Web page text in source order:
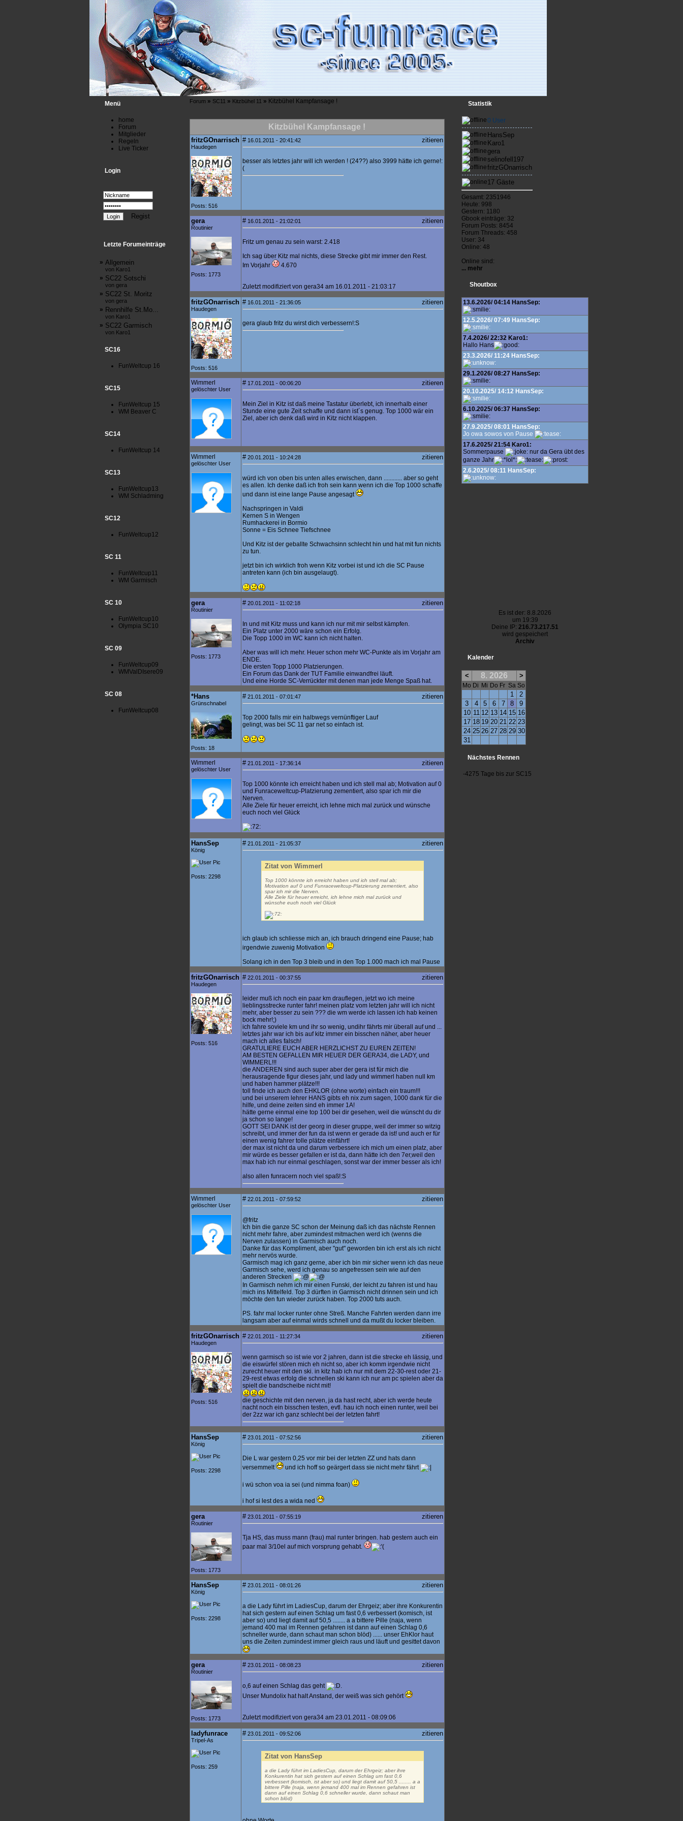
Menü
home
Forum
Mitglieder
Regeln
Live Ticker
Login
Regist
Letzte Forumeinträge
» Allgemein
von Karo1
» SC22 Sotschi
von gera
» SC22 St. Moritz
von gera
» Rennhilfe St.Mo...
von Karo1
» SC22 Garmisch
von Karo1
SC16
FunWeltcup 16
SC15
FunWeltcup 15
WM Beaver C
SC14
FunWeltcup 14
SC13
FunWeltcup13
WM Schladming
SC12
FunWeltcup12
SC 11
FunWeltcup11
WM Garmisch
SC 10
FunWeltcup10
Olympia SC10
SC 09
FunWeltcup09
WMValDIsere09
SC 08
FunWeltcup08
Forum» SC11» Kitzbühel 11» Kitzbühel Kampfansage !
Kitzbühel Kampfansage !
fritzGOnarrisch
Haudegen
Posts: 516
#16.01.2011 - 20:41:42 zitieren
besser als letztes jahr will ich werden ! (24??) also 3999 hätte ich gerne!:
(
gera
Routinier
Posts: 1773
#16.01.2011 - 21:02:01 zitieren
Fritz um genau zu sein warst: 2.418
Ich sag über Kitz mal nichts, diese Strecke gibt mir immer den Rest.
Im Vorjahr
4.670
Zuletzt modifiziert von gera34 am 16.01.2011 - 21:03:17
fritzGOnarrisch
Haudegen
Posts: 516
#16.01.2011 - 21:36:05 zitieren
gera glaub fritz du wirst dich verbessern!:S
Wimmerl
gelöschter User
#17.01.2011 - 00:06:20 zitieren
Mein Ziel in Kitz ist daß meine Tastatur überlebt, ich innerhalb einer
Stunde eine gute Zeit schaffe und dann ist´s genug. Top 1000 wär ein
Ziel, aber ich denk daß wird in Kitz nicht klappen.
Wimmerl
gelöschter User
#20.01.2011 - 10:24:28 zitieren
würd ich von oben bis unten alles erwischen, dann ............ aber so geht
es allen. Ich denke daß ich froh sein kann wenn ich die Top 1000 schaffe
und dann ist eine lange Pause angesagt
Nachspringen in Valdi
Kernen S in Wengen
Rumhackerei in Bormio
Sonne = Eis Schnee Tiefschnee
Und Kitz ist der geballte Schwachsinn schlecht hin und hat mit fun nichts
zu tun.
jetzt bin ich wirklich froh wenn Kitz vorbei ist und ich die SC Pause
antreten kann (ich bin ausgelaugt).
gera
Routinier
Posts: 1773
#20.01.2011 - 11:02:18 zitieren
In und mit Kitz muss und kann ich nur mit mir selbst kämpfen.
Ein Platz unter 2000 wäre schon ein Erfolg.
Die Topp 1000 im WC kann ich nicht halten.
Aber was will ich mehr. Heuer schon mehr WC-Punkte als im Vorjahr am
ENDE.
Die ersten Topp 1000 Platzierungen.
Ein Forum das Dank der TUT Familie einwandfrei läuft.
Und eine Horde SC-Verrückter mit denen man jede Menge Spaß hat.
*Hans
Grünschnabel
Posts: 18
#21.01.2011 - 07:01:47 zitieren
Top 2000 falls mir ein halbwegs vernünftiger Lauf
gelingt, was bei SC 11 gar net so einfach ist.
Wimmerl
gelöschter User
#21.01.2011 - 17:36:14 zitieren
Top 1000 könnte ich erreicht haben und ich stell mal ab; Motivation auf 0
und Funraceweltcup-Platzierung zementiert, also spar ich mir die
Nerven.
Alle Ziele für heuer erreicht, ich lehne mich mal zurück und wünsche
euch noch viel Glück
HansSep
König
Posts: 2298
#21.01.2011 - 21:05:37 zitieren
Zitat von Wimmerl
Top 1000 könnte ich erreicht haben und ich stell mal ab;
Motivation auf 0 und Funraceweltcup-Platzierung zementiert, also
spar ich mir die Nerven.
Alle Ziele für heuer erreicht, ich lehne mich mal zurück und
wünsche euch noch viel Glück
ich glaub ich schliesse mich an, ich brauch dringend eine Pause; hab
irgendwie zuwenig Motivation
Solang ich in den Top 3 bleib und in den Top 1.000 mach ich mal Pause
fritzGOnarrisch
Haudegen
Posts: 516
#22.01.2011 - 00:37:55 zitieren
leider muß ich noch ein paar km drauflegen, jetzt wo ich meine
lieblingsstrecke runter fahr! meinen platz vom letzten jahr will ich nicht
mehr, aber besser zu sein ??? die wm werde ich lassen ich hab keinen
bock mehr!;)
ich fahre soviele km und ihr so wenig, undihr fährts mir überall auf und ...
letztes jahr war ich bis auf kitz immer ein bisschen näher, aber heuer
mach ich alles falsch!
GRATULIERE EUCH ABER HERZLICHST ZU EUREN ZEITEN!
AM BESTEN GEFALLEN MIR HEUER DER GERA34, die LADY, und
WIMMERL!!!
die ANDEREN sind auch super aber der gera ist für mich die
herausragende figur dieses jahr, und lady und wimmerl haben null km
und haben hammer plätze!!!
toll finde ich auch den EHKLOR (ohne worte) einfach ein traum!!!
und bei unserem lehrer HANS gibts eh nix zum sagen, 1000 dank für die
hilfe, und deine zeiten sind eh immer 1A!
hätte gerne einmal eine top 100 bei dir gesehen, weil die wünscht du dir
ja schon so lange!
GOTT SEI DANK ist der georg in dieser gruppe, weil der immer so witzig
schreibt, und immer der fun da ist wenn er gerade da ist! und auch er für
einen wenig fahrer tolle plätze einfährt!
der max ist nicht da und darum verbessere ich mich um einen platz, aber
mir würde es besser gefallen er ist da, dann hätte ich den 7er,weil den
max hab ich nur einmal geschlagen, sonst war der immer besser als ich!
also allen funracern noch viel spaß!:S
Wimmerl
gelöschter User
#22.01.2011 - 07:59:52 zitieren
@fritz
Ich bin die ganze SC schon der Meinung daß ich das nächste Rennen
nicht mehr fahre, aber zumindest mitmachen werd ich (wenns die
Nerven zulassen) in Garmisch auch noch.
Danke für das Kompliment, aber "gut" geworden bin ich erst als ich nicht
mehr nervös wurde.
Garmisch mag ich ganz gerne, aber ich bin mir sicher wenn ich das neue
Garmisch sehe, werd ich genau so angefressen sein wie auf den
anderen Strecken
In Garmisch nehm ich mir einen Funski, der leicht zu fahren ist und hau
mich ins Mittelfeld. Top 3 dürften in Garmisch nicht drinnen sein und ich
möchte den fun wieder zurück haben. Top 2000 tuts auch.
PS. fahr mal locker runter ohne Streß. Manche Fahrten werden dann irre
langsam aber auf einmal wirds schnell und da mußt du locker bleiben.
fritzGOnarrisch
Haudegen
Posts: 516
#22.01.2011 - 11:27:34 zitieren
wenn garmisch so ist wie vor 2 jahren, dann ist die strecke eh lässig, und
die eiswürfel stören mich eh nicht so, aber ich komm irgendwie nicht
zurecht heuer mit den ski. in kitz hab ich nur mit dem 22-30-rest oder 21-
29-rest etwas erfolg die schnellen ski kann ich nur am pc spielen aber da
spielt die bandscheibe nicht mit!
die geschichte mit den nerven, ja da hast recht, aber ich werde heute
nacht noch ein bisschen testen, evtl. hau ich noch einen runter, weil bei
der 2zz war ich ganz schlecht bei der letzten fahrt!
HansSep
König
Posts: 2298
#23.01.2011 - 07:52:56 zitieren
Die L war gestern 0,25 vor mir bei der letzten ZZ und hats dann
versemmelt
und ich hoff so geärgert dass sie nicht mehr fährt
i wü schon voa ia sei (und nimma foan)
i hof si lest des a wida ned
gera
Routinier
Posts: 1773
#23.01.2011 - 07:55:19 zitieren
Tja HS, das muss mann (frau) mal runter bringen. hab gestern auch ein
paar mal 3/10el auf mich vorsprung gehabt.
HansSep
König
Posts: 2298
#23.01.2011 - 08:01:26 zitieren
a die Lady führt im LadiesCup, darum der Ehrgeiz; aber ihre Konkurentin
hat sich gestern auf einen Schlag um fast 0,6 verbessert (komisch, ist
aber so) und liegt damit auf 50,5 ........ a a bittere Pille (naja, wenn
jemand 400 mal im Rennen gefahren ist dann auf einen Schlag 0,6
schneller wurde, dann schaut man schon blöd) ...... unser EhKlor haut
uns die Zeiten zumindest immer gleich raus und läuft und gesittet davon
gera
Routinier
Posts: 1773
#23.01.2011 - 08:08:23 zitieren
o,6 auf einen Schlag das geht
.
Unser Mundolix hat halt Anstand, der weiß was sich gehört
Zuletzt modifiziert von gera34 am 23.01.2011 - 08:09:06
ladyfunrace
Tripel-As
Posts: 259
#23.01.2011 - 09:52:06 zitieren
Zitat von HansSep
a die Lady führt im LadiesCup, darum der Ehrgeiz; aber ihre
Konkurentin hat sich gestern auf einen Schlag um fast 0,6
verbessert (komisch, ist aber so) und liegt damit auf 50,5 ........ a a
bittere Pille (naja, wenn jemand 400 mal im Rennen gefahren ist
dann auf einen Schlag 0,6 schneller wurde, dann schaut man
schon blöd)
Statistik
0 User
HansSep
Karo1
gera
selinofell197
fritzGOnarrisch
17 Gäste
Gesamt: 2351946
Heute: 998
Gestern: 1180
Gbook einträge: 32
Forum Posts: 8454
Forum Threads: 458
User: 34
Online: 48
Online sind:
... mehr
Shoutbox
13.6.2026/ 04:14 HansSep:
12.5.2026/ 07:49 HansSep:
7.4.2026/ 22:32 Karo1:
Hallo Hans
23.3.2026/ 11:24 HansSep:
29.1.2026/ 08:27 HansSep:
20.10.2025/ 14:12 HansSep:
6.10.2025/ 06:37 HansSep:
27.9.2025/ 08:01 HansSep:
Jo owa sowos von Pause
17.6.2025/ 21:54 Karo1:
Sommerpause
nur da Gera übt des
ganze Jahr
2.6.2025/ 08:11 HansSep:
Es ist der: 8.8.2026
um 19:39
Deine IP: 216.73.217.51
wird gespeichert
Archiv
Kalender
< 8. 2026 >
Mo Di Mi Do Fr Sa So
1
2
3
4 5 6 7 8
9
10 11 12 13 14 15 16
17 18 19 20 21 22 23
24 25 26 27 28 29 30
31
Nächstes Rennen
-4275 Tage bis zur SC15